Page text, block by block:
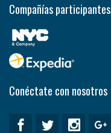
Compañías participantes
Conéctate con nosotros